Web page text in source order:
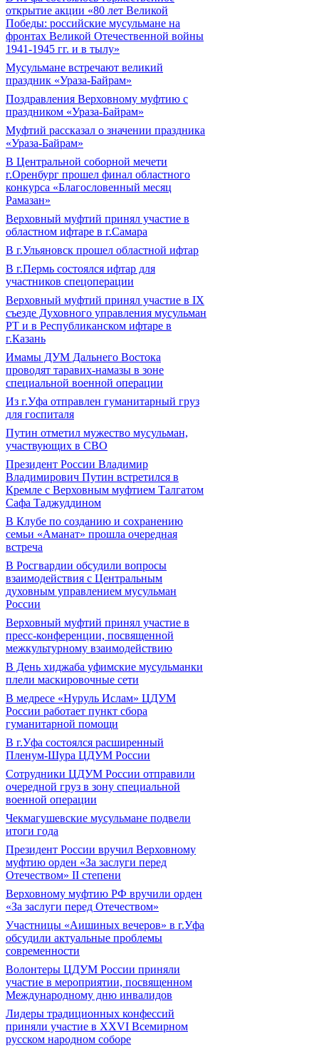
открытие акции «80 лет Великой
Победы: российские мусульмане на
фронтах Великой Отечественной войны
1941-1945 гг. и в тылу»
Мусульмане встречают великий
праздник «Ураза-Байрам»
Поздравления Верховному муфтию с
праздником «Ураза-Байрам»
Муфтий рассказал о значении праздника
«Ураза-Байрам»
В Центральной соборной мечети
г.Оренбург прошел финал областного
конкурса «Благословенный месяц
Рамазан»
Верховный муфтий принял участие в
областном ифтаре в г.Самара
В г.Ульяновск прошел областной ифтар
В г.Пермь состоялся ифтар для
участников спецоперации
Верховный муфтий принял участие в IХ
съезде Духовного управления мусульман
РТ и в Республиканском ифтаре в
г.Казань
Имамы ДУМ Дальнего Востока
проводят таравих-намазы в зоне
специальной военной операции
Из г.Уфа отправлен гуманитарный груз
для госпиталя
Путин отметил мужество мусульман,
участвующих в СВО
Президент России Владимир
Владимирович Путин встретился в
Кремле с Верховным муфтием Талгатом
Сафа Таджуддином
В Клубе по созданию и сохранению
семьи «Аманат» прошла очередная
встреча
В Росгвардии обсудили вопросы
взаимодействия с Центральным
духовным управлением мусульман
России
Верховный муфтий принял участие в
пресс-конференции, посвященной
межкультурному взаимодействию
В День хиджаба уфимские мусульманки
плели маскировочные сети
В медресе «Нуруль Ислам» ЦДУМ
России работает пункт сбора
гуманитарной помощи
В г.Уфа состоялся расширенный
Пленум-Шура ЦДУМ России
Сотрудники ЦДУМ России отправили
очередной груз в зону специальной
военной операции
Чекмагушевские мусульмане подвели
итоги года
Президент России вручил Верховному
муфтию орден «За заслуги перед
Отечеством» II степени
Верховному муфтию РФ вручили орден
«За заслуги перед Отечеством»
Участницы «Аишиных вечеров» в г.Уфа
обсудили актуальные проблемы
современности
Волонтеры ЦДУМ России приняли
участие в мероприятии, посвященном
Международному дню инвалидов
Лидеры традиционных конфессий
приняли участие в XXVI Всемирном
русском народном соборе